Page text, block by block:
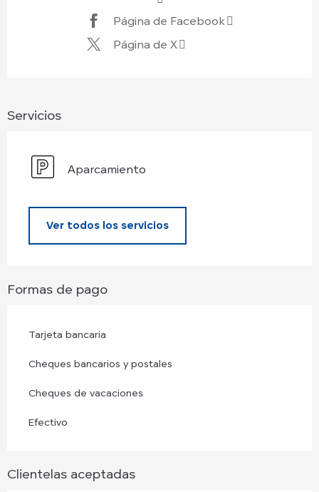
Página de Facebook
Página de X
Servicios
Aparcamiento
Ver todos los servicios
Formas de pago
Tarjeta bancaria
Cheques bancarios y postales
Cheques de vacaciones
Efectivo
Clientelas aceptadas